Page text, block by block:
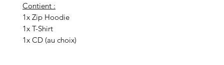
Contient :
1x Zip Hoodie
1x T-Shirt
1x CD (au choix)